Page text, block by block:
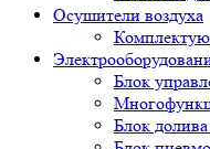
Осушители воздуха
Блок
Блок